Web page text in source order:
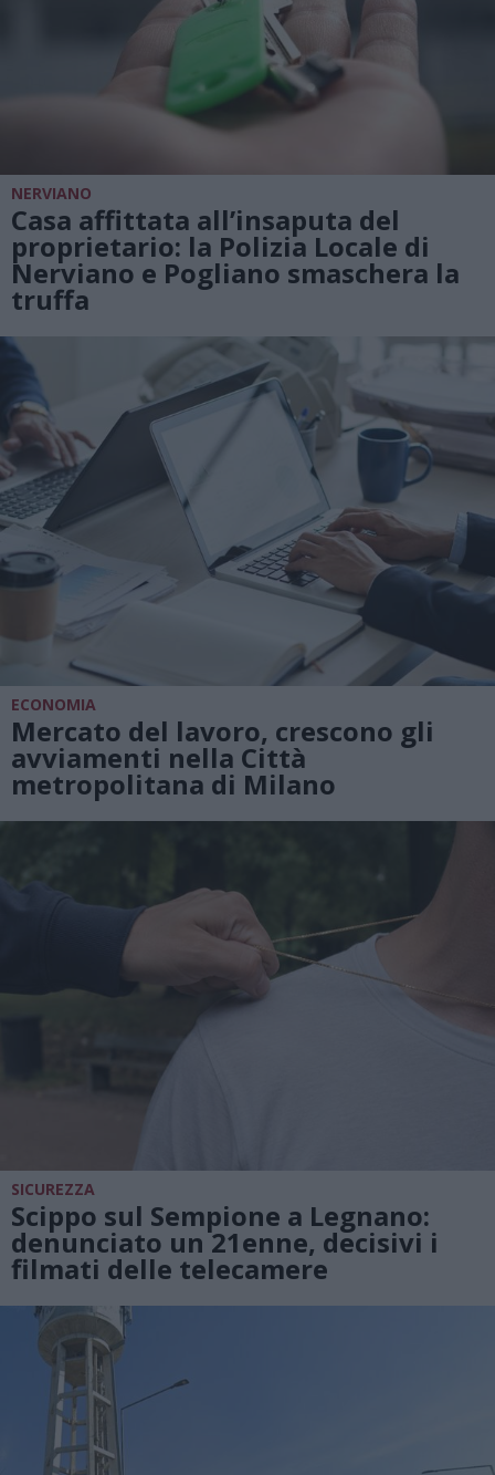
NERVIANO
Casa affittata all’insaputa del
proprietario: la Polizia Locale di
Nerviano e Pogliano smaschera la
truffa
ECONOMIA
Mercato del lavoro, crescono gli
avviamenti nella Città
metropolitana di Milano
SICUREZZA
Scippo sul Sempione a Legnano:
denunciato un 21enne, decisivi i
filmati delle telecamere